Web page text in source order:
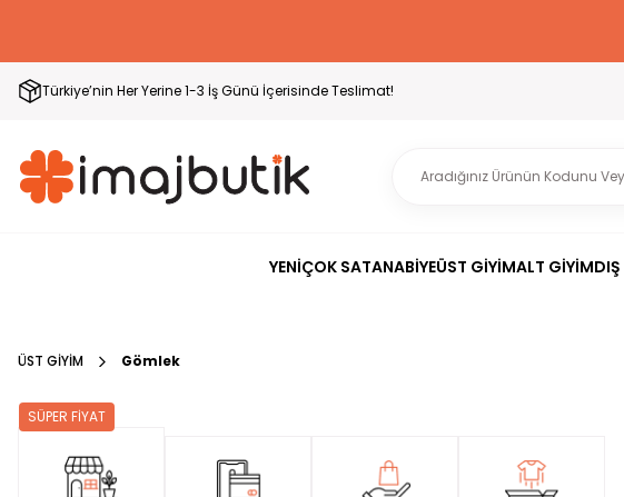
Türkiye’nin Her Yerine 1-3 İş Günü İçerisinde Teslimat!
YENİÇOK SATANABİYEÜST GİYİMALT GİYİM
ÜST GİYİM Gömlek
SÜPER FİYAT